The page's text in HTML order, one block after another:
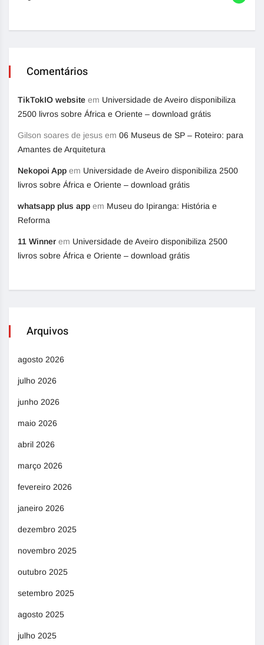
Comentários
TikTokIO website em Universidade de Aveiro disponibiliza
2500 livros sobre África e Oriente – download grátis
Gilson soares de jesus em 06 Museus de SP – Roteiro: para
Amantes de Arquitetura
Nekopoi App em Universidade de Aveiro disponibiliza 2500
livros sobre África e Oriente – download grátis
whatsapp plus app em Museu do Ipiranga: História e
Reforma
11 Winner em Universidade de Aveiro disponibiliza 2500
livros sobre África e Oriente – download grátis
Arquivos
agosto 2026
julho 2026
junho 2026
maio 2026
abril 2026
março 2026
fevereiro 2026
janeiro 2026
dezembro 2025
novembro 2025
outubro 2025
setembro 2025
agosto 2025
julho 2025